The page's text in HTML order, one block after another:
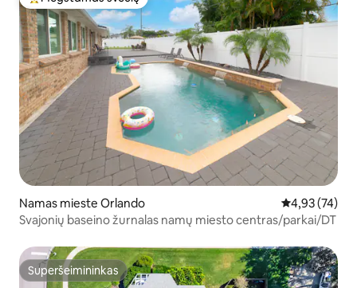
Svečių mėgstamiausias
Namas mieste Orlando Vidutinis
4,93 (74)
Svajonių baseino žurnalas namų miesto centras/parkai/DT
Superšeimininkas
Superšeimininkas